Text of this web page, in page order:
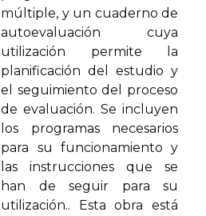
múltiple, y un cuaderno de
autoevaluación cuya
utilización permite la
planificación del estudio y
el seguimiento del proceso
de evaluación. Se incluyen
los programas necesarios
para su funcionamiento y
las instrucciones que se
han de seguir para su
utilización.. Esta obra está